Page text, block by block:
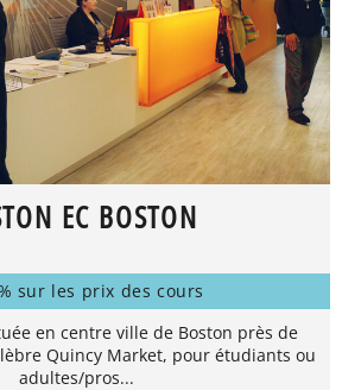
EC BOSTON
sur les prix des cours
en centre ville de Boston près de
Quincy Market, pour étudiants ou
adultes/pros...